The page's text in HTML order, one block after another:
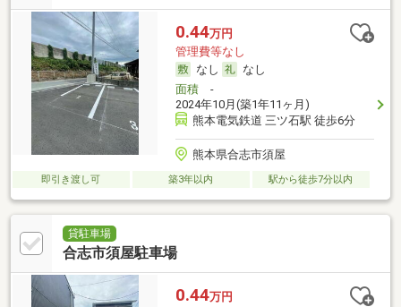
0.44万円
管理費等なし
なし
なし
面積-
2024年10月(築1年11ヶ月)
熊本電気鉄道 三ツ石駅 徒歩6分
熊本県合志市須屋
即引き渡し可 築3年以内 駅から徒歩7分以内
貸駐車場
合志市須屋駐車場
0.44万円